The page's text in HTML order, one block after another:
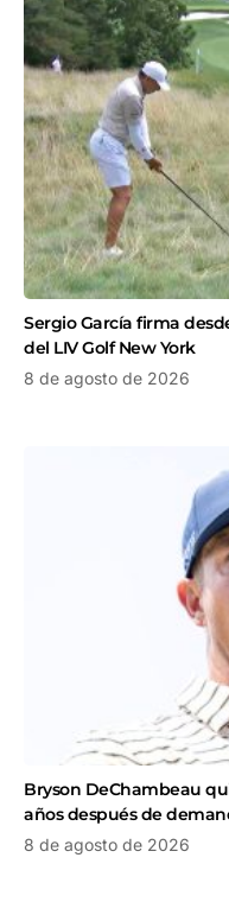
Sergio García firma
del LIV Golf New York
8 de agosto de 2026
Bryson DeChambeau
años después de
8 de agosto de 2026